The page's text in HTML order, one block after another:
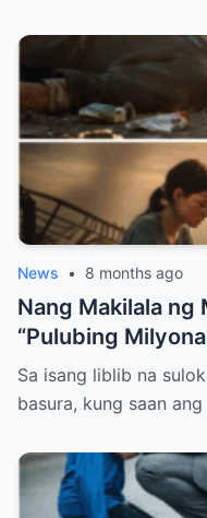
News • 8 months ago
Nang Makilala ng
“Pulubing
Nabunyag ang
Kapalaran Nila
Sa isang liblib na
basura, kung saan